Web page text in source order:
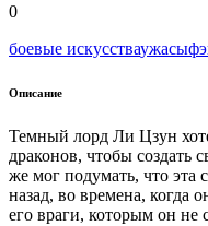
0
боевые искусстваужасы
Описание
Темный лорд Ли Цзун
драконов, чтобы создать
же мог подумать, что эта
назад, во времена, когда
его враги, которым он